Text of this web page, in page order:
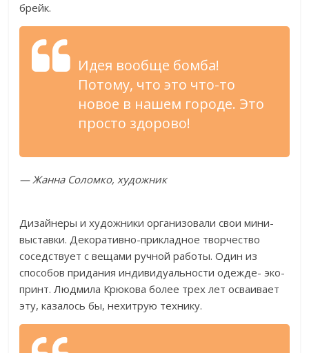
брейк.
Идея вообще бомба!
Потому, что это что-то
новое в нашем городе. Это
просто здорово!
— Жанна Соломко, художник
Дизайнеры и художники организовали свои мини-
выставки. Декоративно-прикладное творчество
соседствует с вещами ручной работы. Один из
способов придания индивидуальности одежде- эко-
принт. Людмила Крюкова более трех лет осваивает
эту, казалось бы, нехитрую технику.